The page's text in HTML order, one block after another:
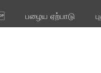
பழைய ஏற்பாடு